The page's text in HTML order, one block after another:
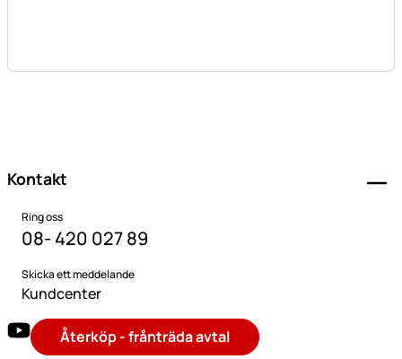
Kontakt
Ring oss
08- 420 027 89
Skicka ett meddelande
Kundcenter
Återköp - frånträda avtal